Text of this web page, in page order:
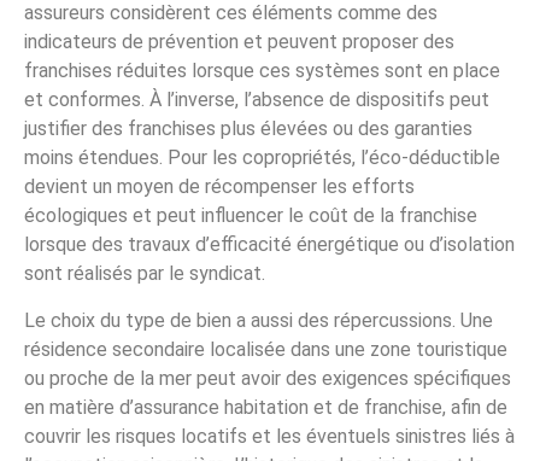
assureurs considèrent ces éléments comme des
indicateurs de prévention et peuvent proposer des
franchises réduites lorsque ces systèmes sont en place
et conformes. À l’inverse, l’absence de dispositifs peut
justifier des franchises plus élevées ou des garanties
moins étendues. Pour les copropriétés, l’éco-déductible
devient un moyen de récompenser les efforts
écologiques et peut influencer le coût de la franchise
lorsque des travaux d’efficacité énergétique ou d’isolation
sont réalisés par le syndicat.
Le choix du type de bien a aussi des répercussions. Une
résidence secondaire localisée dans une zone touristique
ou proche de la mer peut avoir des exigences spécifiques
en matière d’assurance habitation et de franchise, afin de
couvrir les risques locatifs et les éventuels sinistres liés à